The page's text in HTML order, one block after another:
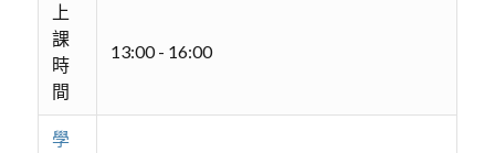
上
課
時
間
13:00 - 16:00
學